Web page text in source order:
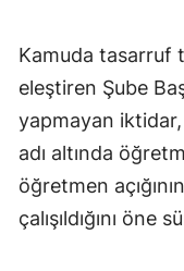
Kamuda tasarruf
eleştiren Şube
yapmayan
adı altında
öğretmen
çalışıldığını öne